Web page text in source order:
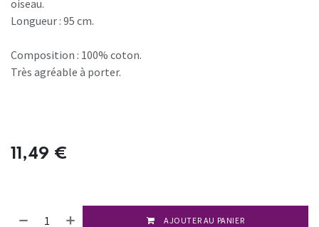
oiseau.
Longueur : 95 cm.
Composition : 100% coton.
Très agréable à porter.
11,49 €
AJOUTER AU PANIER